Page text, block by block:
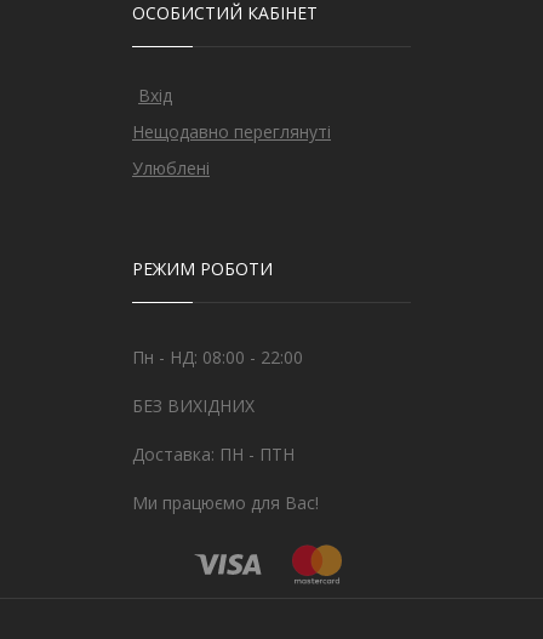
ОСОБИСТИЙ КАБІНЕТ
Вхід
Нещодавно переглянуті
Улюблені
РЕЖИМ РОБОТИ
Пн - НД: 08:00 - 22:00
БЕЗ ВИХІДНИХ
Доставка: ПН - ПТН
Ми працюємо для Вас!